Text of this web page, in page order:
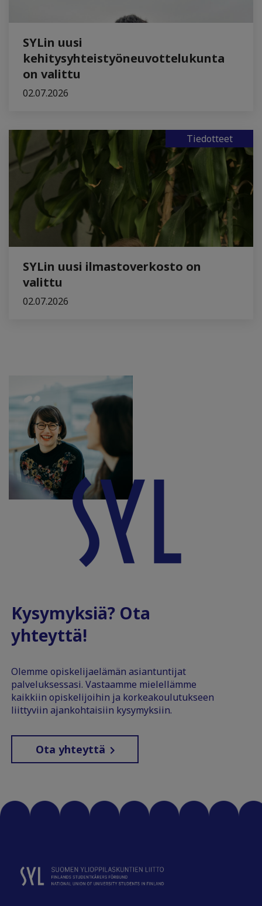
SYLin uusi
kehitysyhteistyöneuvottelukunta
on valittu
02.07.2026
Tiedotteet
SYLin uusi ilmastoverkosto on
valittu
02.07.2026
Kysymyksiä? Ota
yhteyttä!
Olemme opiskelijaelämän asiantuntijat
palveluksessasi. Vastaamme mielellämme
kaikkiin opiskelijoihin ja korkeakoulutukseen
liittyviin ajankohtaisiin kysymyksiin.
Ota yhteyttä